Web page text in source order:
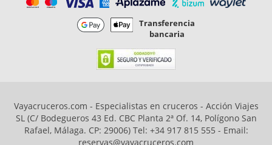
Transferencia
bancaria
Vayacruceros.com - Especialistas en cruceros - Acción Viajes
SL (C/ Bodegueros 43 Ed. CBC Planta 2ª Of. 14, Polígono San
Rafael, Málaga. CP: 29006) Tel: +34 917 815 555 - Email:
reservas@vayacruceros.com